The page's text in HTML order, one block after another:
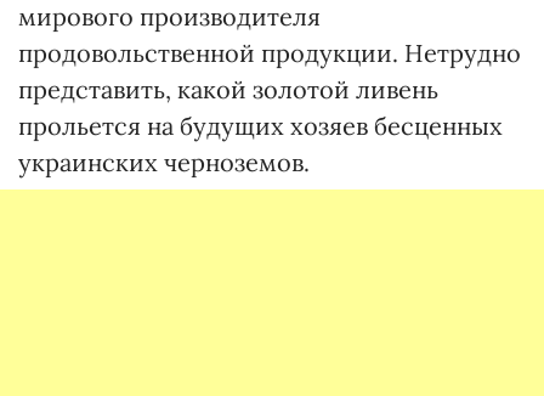
мирового производителя
продовольственной продукции. Нетрудно
представить, какой золотой ливень
прольется на будущих хозяев бесценных
украинских черноземов.